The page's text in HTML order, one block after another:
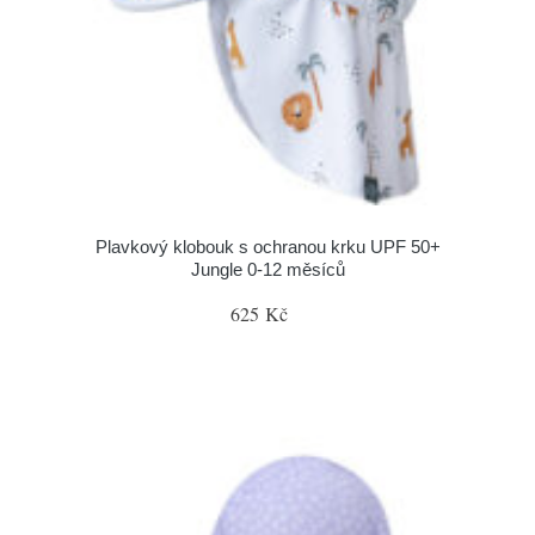
Plavkový klobouk s ochranou krku UPF 50+
Jungle 0-12 měsíců
625 Kč